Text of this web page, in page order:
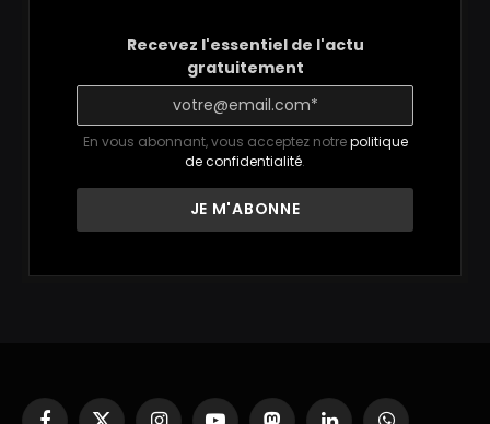
Recevez l'essentiel de l'actu
gratuitement
En vous abonnant, vous acceptez notrepolitique
de confidentialité.